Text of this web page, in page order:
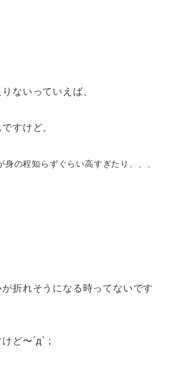
ないっていえば、
すけど。
身の程知らずぐらい高すぎたり、、、
折れそうになる時ってないです
ど〜´д` ;